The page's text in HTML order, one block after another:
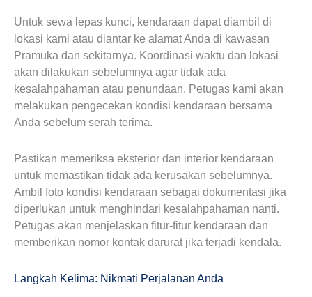
Untuk sewa lepas kunci, kendaraan dapat diambil di
lokasi kami atau diantar ke alamat Anda di kawasan
Pramuka dan sekitarnya. Koordinasi waktu dan lokasi
akan dilakukan sebelumnya agar tidak ada
kesalahpahaman atau penundaan. Petugas kami akan
melakukan pengecekan kondisi kendaraan bersama
Anda sebelum serah terima.
Pastikan memeriksa eksterior dan interior kendaraan
untuk memastikan tidak ada kerusakan sebelumnya.
Ambil foto kondisi kendaraan sebagai dokumentasi jika
diperlukan untuk menghindari kesalahpahaman nanti.
Petugas akan menjelaskan fitur-fitur kendaraan dan
memberikan nomor kontak darurat jika terjadi kendala.
Langkah Kelima: Nikmati Perjalanan Anda